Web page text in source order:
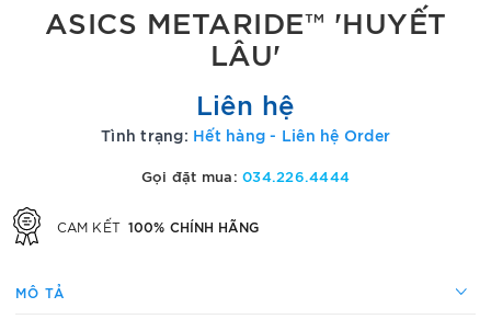
ASICS METARIDE™ 'HUYẾT
LÂU'
Liên hệ
Tình trạng: Hết hàng - Liên hệ Order
Gọi đặt mua:034.226.4444
CAM KẾT 100% CHÍNH HÃNG
MÔ TẢ